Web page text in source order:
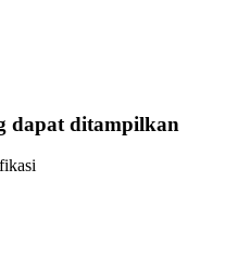
dapat ditampilkan